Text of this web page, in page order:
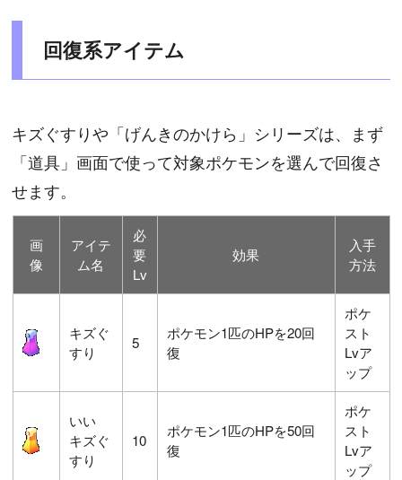
回復系アイテム
キズぐすりや「げんきのかけら」シリーズは、まず
「道具」画面で使って対象ポケモンを選んで回復さ
せます。
画
像
アイテ
ム名
必
要
Lv
効果
入手
方法
キズぐ
すり
5
ポケモン1匹のHPを20回
復
ポケ
スト
Lvア
ップ
いい
キズぐ
すり
10
ポケモン1匹のHPを50回
復
ポケ
スト
Lvア
ップ